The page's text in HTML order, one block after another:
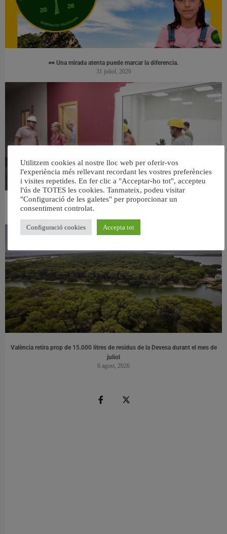
👀 Una mirada atenta puede marcar la diferencia.
31 juliol, 2026
València ultima el nou centre per a persones majors del barri de Sant Antoni
València retira prop de 15.000 litres de residus de la Devesa durant el mes de
juliol
6 agost, 2026
Utilitzem cookies al nostre lloc web per oferir-vos
l'experiència més rellevant recordant les vostres preferències
i visites repetides. En fer clic a "Acceptar-ho tot", accepteu
l'ús de TOTES les cookies. Tanmateix, podeu visitar
"Configuració de les galetes" per proporcionar un
consentiment controlat.
Configuració cookies Accepta tot